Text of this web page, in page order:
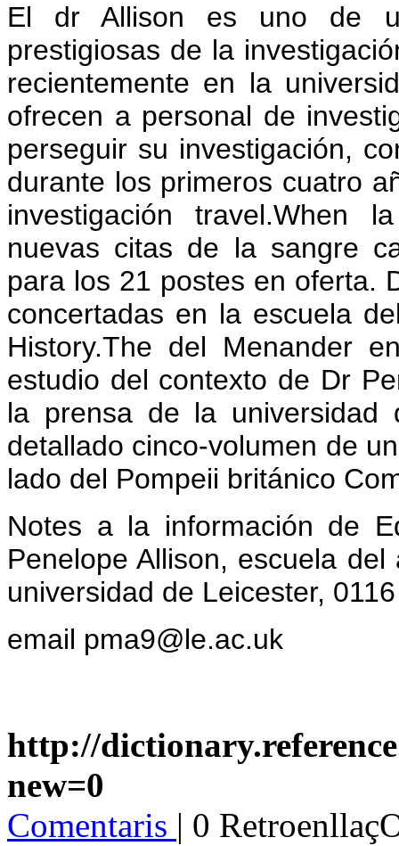
El dr Allison es uno de
prestigiosas de la
recientemente en la
ofrecen a personal de
perseguir su investigación,
durante los primeros cuatro
investigación travel.When
nuevas citas de la sangre
para los 21 postes en oferta.
concertadas en la escuela
History.The del Menander
estudio del contexto de Dr
la prensa de la
detallado cinco-volumen de
lado del Pompeii británico
Notes a la información de
Penelope Allison, escuela
universidad de Leicester,
email pma9@le.ac.uk
http://
new=0
Comentaris | 0